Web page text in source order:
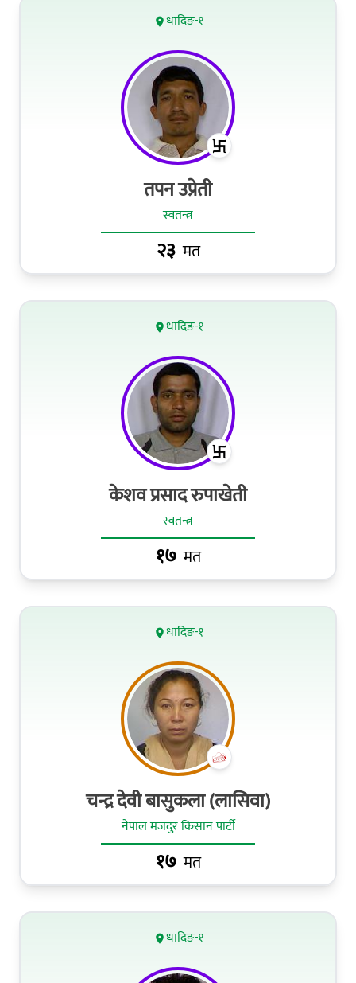
धादिङ-१
तपन उप्रेती
स्वतन्त्र
२३ मत
धादिङ-१
केशव प्रसाद रुपाखेती
स्वतन्त्र
१७ मत
धादिङ-१
चन्द्र देवी बासुकला (लासिवा)
नेपाल मजदुर किसान पार्टी
१७ मत
धादिङ-१